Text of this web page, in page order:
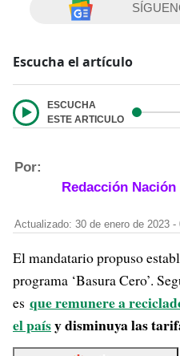
Escucha el artículo
ESCUCHA
ESTE ARTICULO
Por:
Redacción Nación
Actualizado: 30 de enero de 2023 -
El mandatario propuso
programa ‘Basura Cero’.
es que remunere a
el paísy disminuya las